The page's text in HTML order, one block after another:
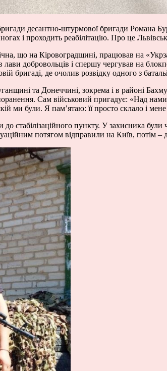
десантно-штурмової бригади Романа
і проходить реабілітацію. Про це
що на Кіровоградщині, працював на
добровольців і спершу чергував на
бригаді, де очолив розвідку одного з
та Донеччині, зокрема і в районі
Сам військовий пригадує: «Над
ми були. Я пам’ятаю: її просто склало і
до стабілізаційного пункту. У захисника
потягом відправили на Київ, потім –